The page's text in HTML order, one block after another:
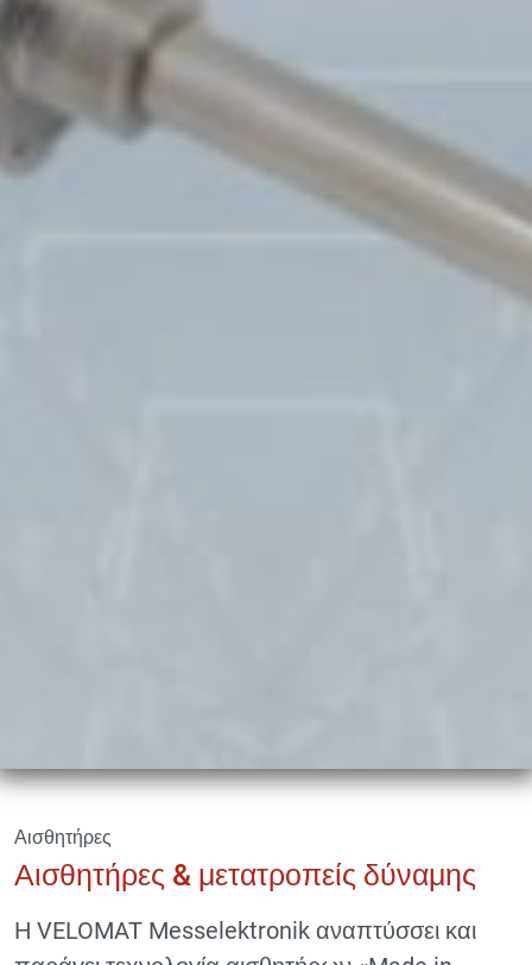
Αισθητήρες
Αισθητήρες & μετατροπείς δύναμης
Η VELOMAT Messelektronik αναπτύσσει και